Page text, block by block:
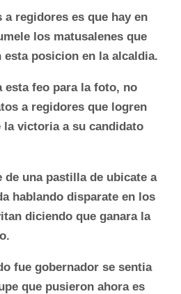
regidores es que hay en
los matusalenes que
posicion en la alcaldia.
feo para la foto, no
a regidores que logren
victoria a su candidato
de una pastilla de ubicate a
hablando disparate en los
diciendo que ganara la
fue gobernador se sentia
que pusieron ahora es